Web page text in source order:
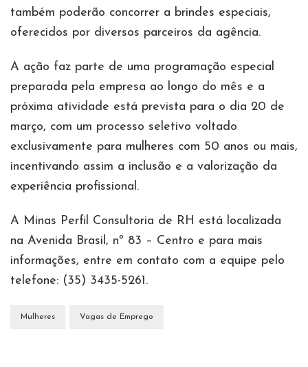
também poderão concorrer a brindes especiais,
oferecidos por diversos parceiros da agência.
A ação faz parte de uma programação especial
preparada pela empresa ao longo do mês e a
próxima atividade está prevista para o dia 20 de
março, com um processo seletivo voltado
exclusivamente para mulheres com 50 anos ou mais,
incentivando assim a inclusão e a valorização da
experiência profissional.
A Minas Perfil Consultoria de RH está localizada
na Avenida Brasil, nº 83 – Centro e para mais
informações, entre em contato com a equipe pelo
telefone: (35) 3435-5261.
Mulheres Vagas de Emprego